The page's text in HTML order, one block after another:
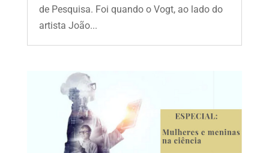
de Pesquisa. Foi quando o Vogt, ao lado do
artista João...